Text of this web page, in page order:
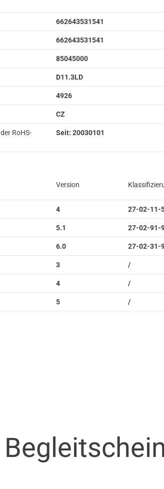
662643531541
662643531541
85045000
D11.3LD
4926
CZ
RoHS-
Seit: 20030101
Version
4 27-02-11-
5.1 27-02-91-
6.0 27-02-31-
3 /
4 /
5 /